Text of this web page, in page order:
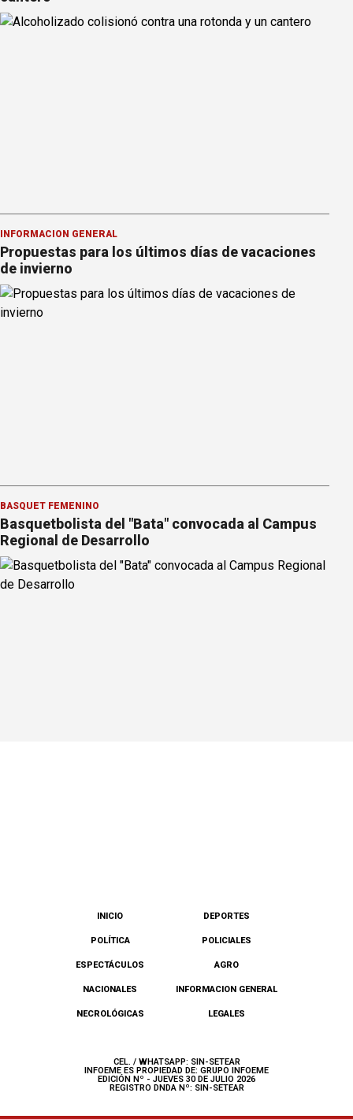
INFORMACION GENERAL
Propuestas para los últimos días de vacaciones
de invierno
BÁSQUET FEMENINO
Basquetbolista del "Bata" convocada al Campus
Regional de Desarrollo
INICIO DEPORTES
POLÍTICA POLICIALES
ESPECTÁCULOS AGRO
NACIONALES INFORMACION GENERAL
NECROLÓGICAS LEGALES
CEL. / WHATSAPP: SIN-SETEAR
INFOEME ES PROPIEDAD DE: GRUPO INFOEME
EDICIÓN Nº - JUEVES 30 DE JULIO 2026
REGISTRO DNDA Nº: SIN-SETEAR